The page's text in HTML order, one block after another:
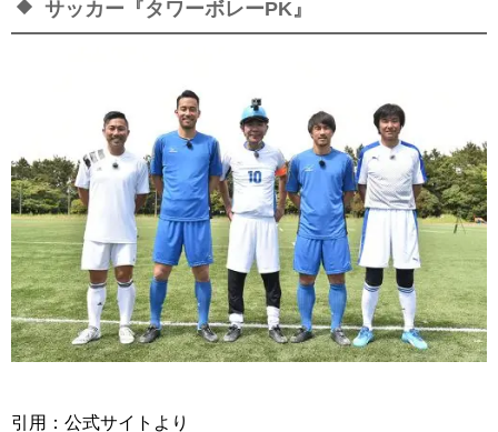
サッカー『タワーボレーPK』
引用：公式サイトより